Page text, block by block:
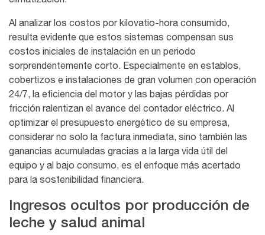
Al analizar los costos por kilovatio-hora consumido,
resulta evidente que estos sistemas compensan sus
costos iniciales de instalación en un periodo
sorprendentemente corto. Especialmente en establos,
cobertizos e instalaciones de gran volumen con operación
24/7, la eficiencia del motor y las bajas pérdidas por
fricción ralentizan el avance del contador eléctrico. Al
optimizar el presupuesto energético de su empresa,
considerar no solo la factura inmediata, sino también las
ganancias acumuladas gracias a la larga vida útil del
equipo y al bajo consumo, es el enfoque más acertado
para la sostenibilidad financiera.
Ingresos ocultos por producción de
leche y salud animal